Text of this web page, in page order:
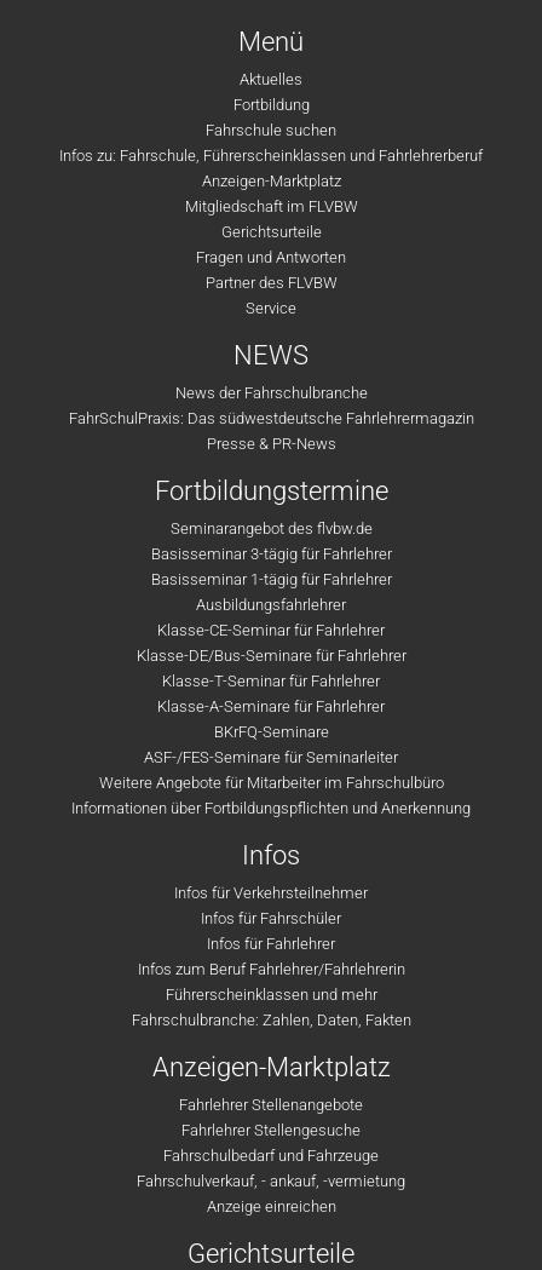
Menü
Aktuelles
Fortbildung
Fahrschule suchen
Infos zu: Fahrschule, Führerscheinklassen und Fahrlehrerberuf
Anzeigen-Marktplatz
Mitgliedschaft im FLVBW
Gerichtsurteile
Fragen und Antworten
Partner des FLVBW
Service
NEWS
News der Fahrschulbranche
FahrSchulPraxis: Das südwestdeutsche Fahrlehrermagazin
Presse & PR-News
Fortbildungstermine
Seminarangebot des flvbw.de
Basisseminar 3-tägig für Fahrlehrer
Basisseminar 1-tägig für Fahrlehrer
Ausbildungsfahrlehrer
Klasse-CE-Seminar für Fahrlehrer
Klasse-DE/Bus-Seminare für Fahrlehrer
Klasse-T-Seminar für Fahrlehrer
Klasse-A-Seminare für Fahrlehrer
BKrFQ-Seminare
ASF-/FES-Seminare für Seminarleiter
Weitere Angebote für Mitarbeiter im Fahrschulbüro
Informationen über Fortbildungspflichten und Anerkennung
Infos
Infos für Verkehrsteilnehmer
Infos für Fahrschüler
Infos für Fahrlehrer
Infos zum Beruf Fahrlehrer/Fahrlehrerin
Führerscheinklassen und mehr
Fahrschulbranche: Zahlen, Daten, Fakten
Anzeigen-Marktplatz
Fahrlehrer Stellenangebote
Fahrlehrer Stellengesuche
Fahrschulbedarf und Fahrzeuge
Fahrschulverkauf, - ankauf, -vermietung
Anzeige einreichen
Gerichtsurteile